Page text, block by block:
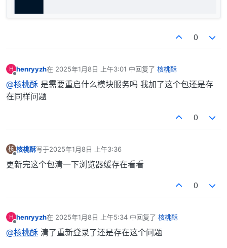
0
H henryyzh在 2025年1月8日 上午3:01 中回复了 核桃酥
最后由 编辑
@核桃酥 是需要重启什么模块服务吗 我加了这个包还是存
在同样问题
0
核 核桃酥写于2025年1月8日 上午3:36
最后由 编辑
更新完这个包清一下浏览器缓存在看看
0
H henryyzh在 2025年1月8日 上午5:34 中回复了 核桃酥
最后由 编辑
@核桃酥 清了重新登录了还是存在这个问题